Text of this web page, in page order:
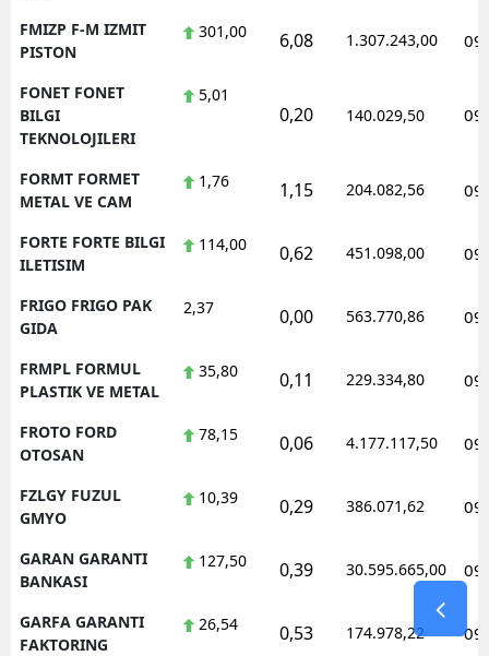
FMIZP F-M IZMIT
PISTON
301,00 6,08 1.307.243,00
FONET FONET
BILGI
TEKNOLOJILERI
5,01
0,20 140.029,50
FORMT FORMET
METAL VE CAM
1,76 1,15 204.082,56
FORTE FORTE BILGI
ILETISIM
114,00 0,62 451.098,00
FRIGO FRIGO PAK
GIDA
2,37 0,00 563.770,86
FRMPL FORMUL
PLASTIK VE METAL
35,80 0,11 229.334,80
FROTO FORD
OTOSAN
78,15 0,06 4.177.117,50
FZLGY FUZUL
GMYO
10,39 0,29 386.071,62
GARAN GARANTI
BANKASI
127,50 0,39 30.595.665,00
GARFA GARANTI
FAKTORING
26,54 0,53 174.978,22